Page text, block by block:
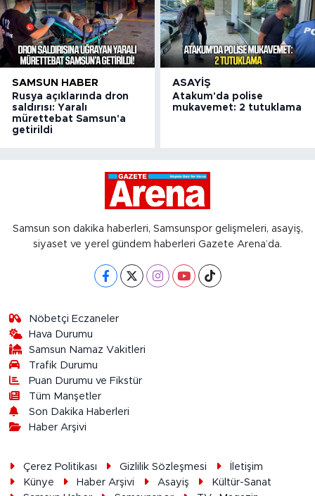
SAMSUN HABER
Rusya açıklarında dron
saldırısı: Yaralı
mürettebat Samsun'a
getirildi
ASAYIŞ
Atakum'da polise
mukavemet: 2 tutuklama
Samsun son dakika haberleri, Samsunspor gelişmeleri, asayiş,
siyaset ve yerel gündem haberleri Gazete Arena’da.
Nöbetçi Eczaneler
Hava Durumu
Samsun Namaz Vakitleri
Trafik Durumu
Puan Durumu ve Fikstür
Tüm Manşetler
Son Dakika Haberleri
Haber Arşivi
Çerez Politikası Gizlilik Sözleşmesi
İletişim
Künye
Haber Arşivi Asayiş
Kültür-Sanat